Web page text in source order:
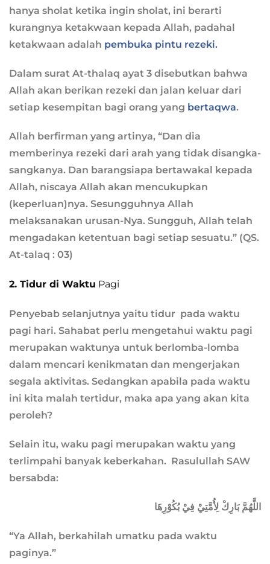
hanya sholat ketika ingin sholat, ini berarti
kurangnya ketakwaan kepada Allah, padahal
ketakwaan adalah pembuka pintu rezeki.
Dalam surat At-thalaq ayat 3 disebutkan bahwa
Allah akan berikan rezeki dan jalan keluar dari
setiap kesempitan bagi orang yang bertaqwa.
Allah berfirman yang artinya, “Dan dia
memberinya rezeki dari arah yang tidak disangka-
sangkanya. Dan barangsiapa bertawakal kepada
Allah, niscaya Allah akan mencukupkan
(keperluan)nya. Sesungguhnya Allah
melaksanakan urusan-Nya. Sungguh, Allah telah
mengadakan ketentuan bagi setiap sesuatu.” (QS.
At-talaq : 03)
2. Tidur di Waktu Pagi
Penyebab selanjutnya yaitu tidur pada waktu
pagi hari. Sahabat perlu mengetahui waktu pagi
merupakan waktunya untuk berlomba-lomba
dalam mencari kenikmatan dan mengerjakan
segala aktivitas. Sedangkan apabila pada waktu
ini kita malah tertidur, maka apa yang akan kita
peroleh?
Selain itu, waku pagi merupakan waktu yang
terlimpahi banyak keberkahan. Rasulullah SAW
bersabda:
اللَّهُمَّ بَارِكْ لِأُمَّتِيْ فِيْ بُكُوْرِهَا
“Ya Allah, berkahilah umatku pada waktu
paginya.”